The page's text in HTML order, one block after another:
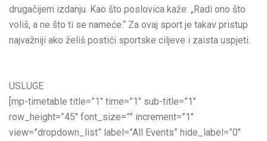
drugačijem izdanju. Kao što poslovica kaže: „Radi ono što
voliš, a ne što ti se nameće.“ Za ovaj sport je takav pristup
najvažniji ako želiš postići sportske ciljeve i zaista uspjeti.
USLUGE
[mp-timetable title=”1″ time=”1″ sub-title=”1″
row_height=”45″ font_size=”” increment=”1″
view=”dropdown_list” label=”All Events” hide_label=”0″